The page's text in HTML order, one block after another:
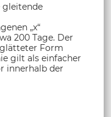
gleitende
„x“
200 Tage. Der
Form
gilt als einfacher
innerhalb der